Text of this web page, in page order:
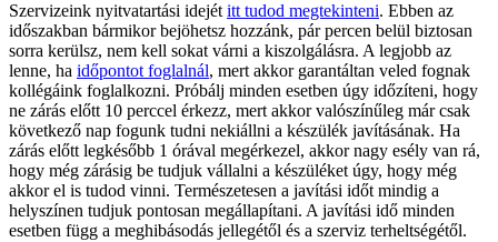
Szervizeink nyitvatartási idejét itt tudod megtekinteni. Ebben az
időszakban bármikor bejöhetsz hozzánk, pár percen belül biztosan
sorra kerülsz, nem kell sokat várni a kiszolgálásra. A legjobb az
lenne, ha időpontot foglalnál, mert akkor garantáltan veled fognak
kollégáink foglalkozni. Próbálj minden esetben úgy időzíteni, hogy
ne zárás előtt 10 perccel érkezz, mert akkor valószínűleg már csak
következő nap fogunk tudni nekiállni a készülék javításának. Ha
zárás előtt legkésőbb 1 órával megérkezel, akkor nagy esély van rá,
hogy még zárásig be tudjuk vállalni a készüléket úgy, hogy még
akkor el is tudod vinni. Természetesen a javítási időt mindig a
helyszínen tudjuk pontosan megállapítani. A javítási idő minden
esetben függ a meghibásodás jellegétől és a szerviz terheltségétől.